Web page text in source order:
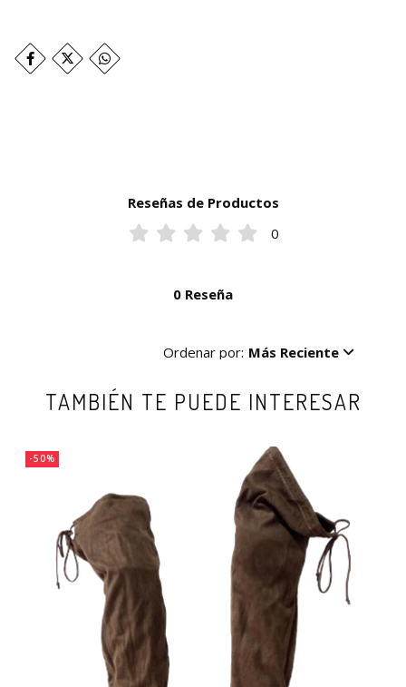
Reseñas de Productos
0
0 Reseña
Ordenar por: Más Reciente
TAMBIÉN TE PUEDE INTERESAR
-50%